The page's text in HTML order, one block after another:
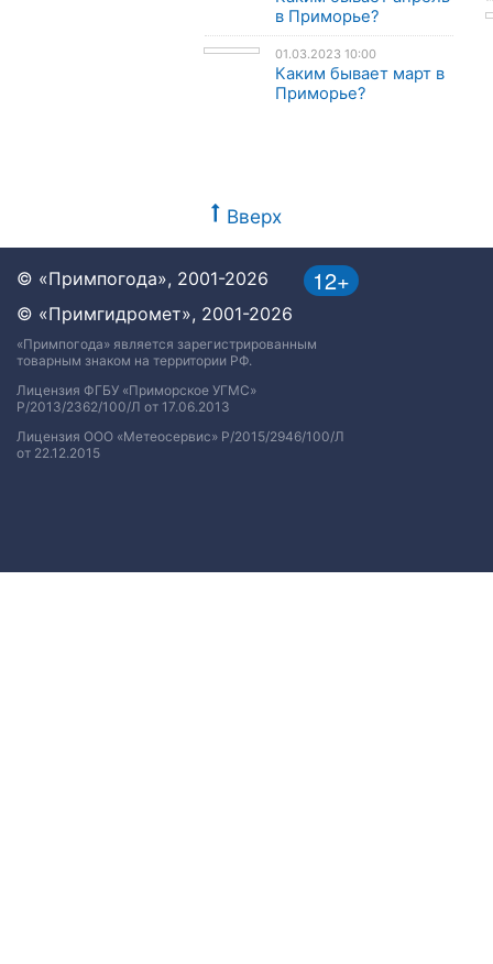
в Приморье?
01.03.2023 10:00
Каким бывает март в
Приморье?
Вверх
12+
© «Примпогода», 2001-2026
© «Примгидромет», 2001-2026
«Примпогода» является зарегистрированным
товарным знаком на территории РФ.
Лицензия ФГБУ «Приморское УГМС»
Р/2013/2362/100/Л от 17.06.2013
Лицензия ООО «Метеосервис» Р/2015/2946/100/Л
от 22.12.2015